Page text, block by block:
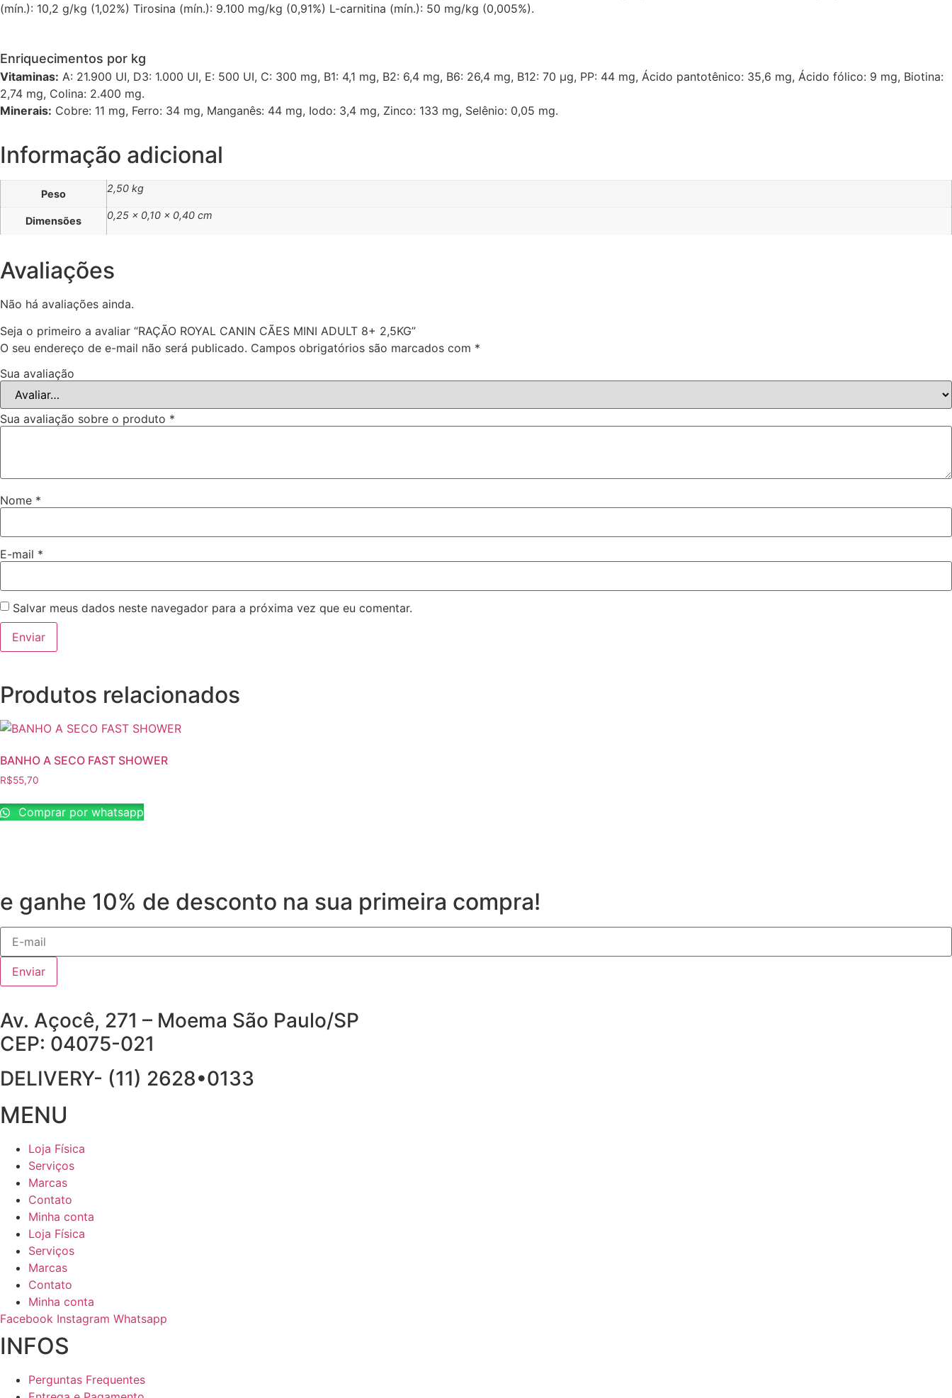
(mín.): 10,2 g/kg (1,02%) Tirosina (mín.): 9.100 mg/kg (0,91%) L-carnitina (mín.): 50 mg/kg (0,005%).
Enriquecimentos por kg
Vitaminas: A: 21.900 UI, D3: 1.000 UI, E: 500 UI, C: 300 mg, B1: 4,1 mg, B2: 6,4 mg, B6: 26,4 mg, B12: 70 µg, PP: 44 mg, Ácido pantotênico: 35,6 mg, Ácido fólico: 9 mg, Biotina:
2,74 mg, Colina: 2.400 mg.
Minerais: Cobre: 11 mg, Ferro: 34 mg, Manganês: 44 mg, Iodo: 3,4 mg, Zinco: 133 mg, Selênio: 0,05 mg.
Informação adicional
Peso 2,50 kg
Dimensões 0,25 × 0,10 × 0,40 cm
Avaliações
Não há avaliações ainda.
Seja o primeiro a avaliar “RAÇÃO ROYAL CANIN CÃES MINI ADULT 8+ 2,5KG”
O seu endereço de e-mail não será publicado. Campos obrigatórios são marcados com *
Sua avaliação
Sua avaliação sobre o produto *
Nome *
E-mail *
Salvar meus dados neste navegador para a próxima vez que eu comentar.
Produtos relacionados
BANHO A SECO FAST SHOWER
R$55,70
Comprar por whatsapp
e ganhe 10% de desconto na sua primeira compra!
Enviar
Av. Açocê, 271 – Moema São Paulo/SP
CEP: 04075-021
DELIVERY- (11) 2628•0133
MENU
Loja Física
Serviços
Marcas
Contato
Minha conta
Loja Física
Serviços
Marcas
Contato
Minha conta
Facebook Instagram Whatsapp
INFOS
Perguntas Frequentes